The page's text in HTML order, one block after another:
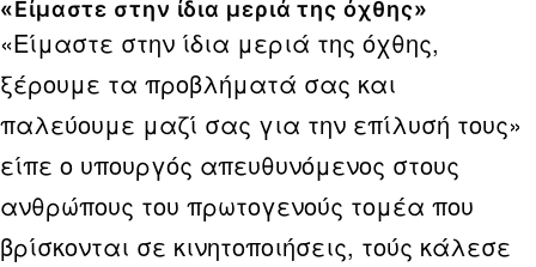
«Είμαστε στην ίδια μεριά της όχθης»
«Είμαστε στην ίδια μεριά της όχθης,
ξέρουμε τα προβλήματά σας και
παλεύουμε μαζί σας για την επίλυσή τους»
είπε ο υπουργός απευθυνόμενος στους
ανθρώπους του πρωτογενούς τομέα που
βρίσκονται σε κινητοποιήσεις, τούς κάλεσε